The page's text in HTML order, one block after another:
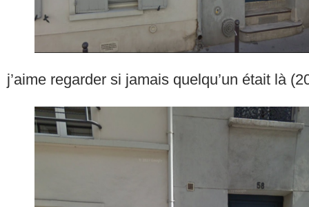
j’aime regarder si jamais quelqu’un était là